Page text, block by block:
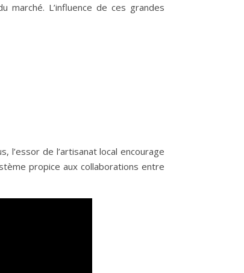
L’influence de ces grandes
de l’artisanat local encourage
propice aux collaborations entre